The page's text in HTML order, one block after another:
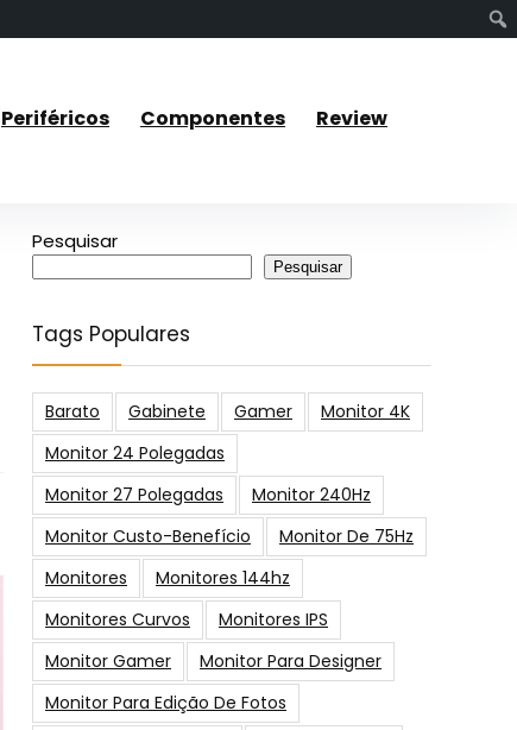
Periféricos Componentes Review
Pesquisar
Pesquisar
Tags Populares
Barato Gabinete Gamer
Monitor 4K
Monitor 24 Polegadas
Monitor 27 Polegadas
Monitor 240Hz
Monitor Custo-Benefício
Monitor De 75Hz
Monitores
Monitores 144hz
Monitores Curvos
Monitores IPS
Monitor Gamer
Monitor Para Designer
Monitor Para Edição De Fotos